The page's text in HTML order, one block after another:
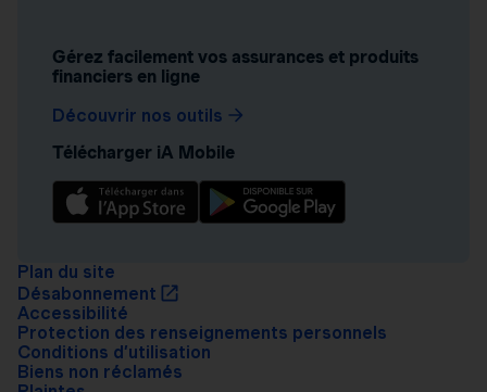
Gérez facilement vos assurances et produits
financiers en ligne
Découvrir nos outils
Télécharger iA Mobile
Plan du site
Désabonnement
Accessibilité
Protection des renseignements personnels
Conditions d’utilisation
Biens non réclamés